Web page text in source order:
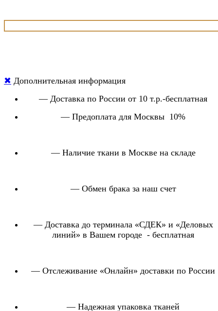
✖ Дополнительная информация
— Доставка по России от 10 т.р.-бесплатная
— Предоплата для Москвы 10%
— Наличие ткани в Москве на складе
— Обмен брака за наш счет
— Доставка до терминала «СДЕК» и «Деловых
линий» в Вашем городе - бесплатная
— Отслеживание «Онлайн» доставки по России
— Надежная упаковка тканей